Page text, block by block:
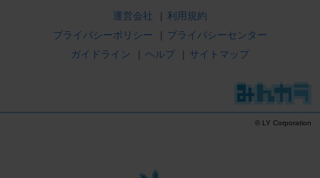
運営会社 | 利用規約
プライバシーポリシー
| プライバシーセンター
ガイドライン
| ヘルプ | サイトマップ
© LY Corporation